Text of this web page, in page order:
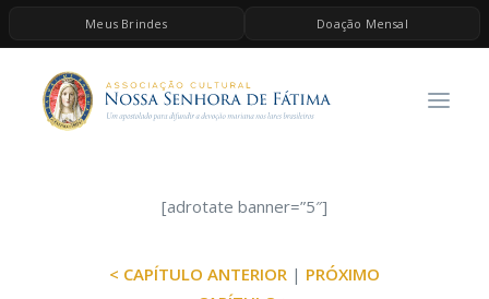
Meus Brindes Doação Mensal
HOME
A ASSOCIAÇÃO
ESPIRITUALIDADE
BRINDES
[adrotate banner=”5″]
< CAPÍTULO ANTERIOR | PRÓXIMO